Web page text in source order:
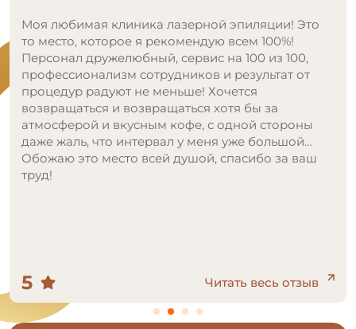
Очень классное место, рекомендую всем!
Долго искала и думала куда пойти на данную
процедуру, сомневалась и боялась. Посоветовала
знакомая, после ее воссторженных рассказов,
выбор был очевиден! Я так же осталась очень
доволна, удобно территориально, клиника очень
красивая и стильная, сотрудники все милые и
приятные. Сама процедура проходит
безболезненно и быстро, специалист всю
процедуру интересовалась моим самочувствием!
5 Читать весь отзыв